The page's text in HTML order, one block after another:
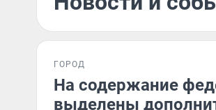
ГОРОД
На содержание
выделены